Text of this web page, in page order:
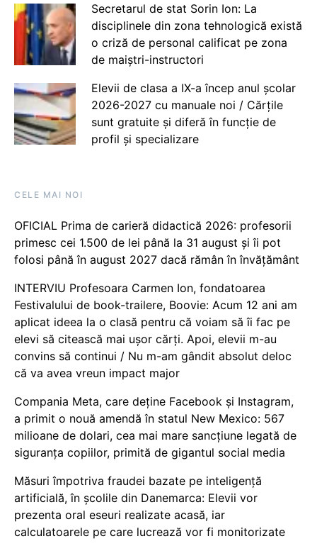
Secretarul de stat Sorin Ion: La
disciplinele din zona tehnologică există
o criză de personal calificat pe zona
de maiștri-instructori
Elevii de clasa a IX-a încep anul școlar
2026-2027 cu manuale noi / Cărțile
sunt gratuite și diferă în funcție de
profil și specializare
CELE MAI NOI
OFICIAL Prima de carieră didactică 2026: profesorii
primesc cei 1.500 de lei până la 31 august și îi pot
folosi până în august 2027 dacă rămân în învățământ
INTERVIU Profesoara Carmen Ion, fondatoarea
Festivalului de book-trailere, Boovie: Acum 12 ani am
aplicat ideea la o clasă pentru că voiam să îi fac pe
elevi să citească mai ușor cărți. Apoi, elevii m-au
convins să continui / Nu m-am gândit absolut deloc
că va avea vreun impact major
Compania Meta, care deține Facebook și Instagram,
a primit o nouă amendă în statul New Mexico: 567
milioane de dolari, cea mai mare sancțiune legată de
siguranța copiilor, primită de gigantul social media
Măsuri împotriva fraudei bazate pe inteligență
artificială, în școlile din Danemarca: Elevii vor
prezenta oral eseuri realizate acasă, iar
calculatoarele pe care lucrează vor fi monitorizate